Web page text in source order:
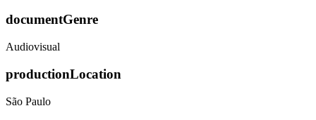
documentGenre
Audiovisual
productionLocation
São Paulo